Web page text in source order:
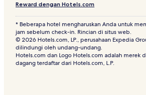
Reward dengan Hotels.com
* Beberapa hotel mengharuskan Anda untuk
jam sebelum check-in. Rincian di situs web.
© 2026 Hotels.com, LP., perusahaan Expedia
dilindungi oleh undang-undang.
Hotels.com dan Logo Hotels.com adalah merek
dagang terdaftar dari Hotels.com, L.P.